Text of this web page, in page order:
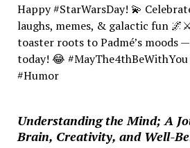
Happy #StarWarsDay! 💫
laughs, memes, & galactic fun
toaster roots to Padmé’s moods
today! 😂 #MayThe4thBeWithYou
#Humor
Understanding the Mind; A
Brain, Creativity, and Well-